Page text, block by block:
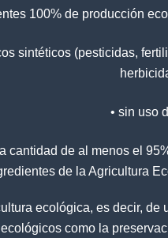
100% de producción
sintéticos (pesticidas,
• sin uso
cantidad de al menos el
de la Agricultura
ecológica, es decir, de
como la